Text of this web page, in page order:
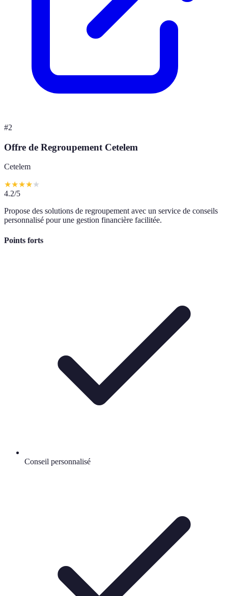
#2
Offre de Regroupement Cetelem
Cetelem
★★★★★
4.2/5
Propose des solutions de regroupement avec un service de conseils
personnalisé pour une gestion financière facilitée.
Points forts
Conseil personnalisé